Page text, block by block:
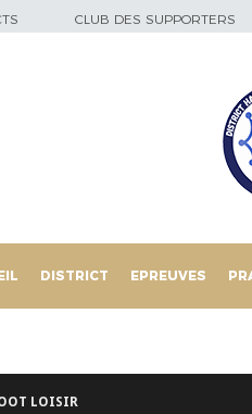
CLUB DES SUPPORTERS
DISTRICT EPREUVES
LOISIR